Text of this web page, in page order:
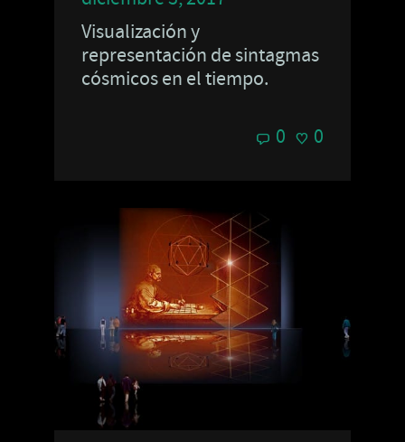
Visualización y
representación de sintagmas
cósmicos en el tiempo.
0 0